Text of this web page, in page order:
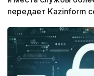
передает Kazinform